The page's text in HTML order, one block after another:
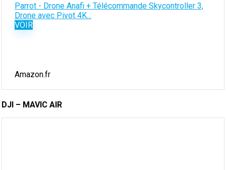
Parrot - Drone Anafi + Télécommande Skycontroller 3,
Drone avec Pivot 4K...
VOIR
Amazon.fr
DJI – MAVIC AIR